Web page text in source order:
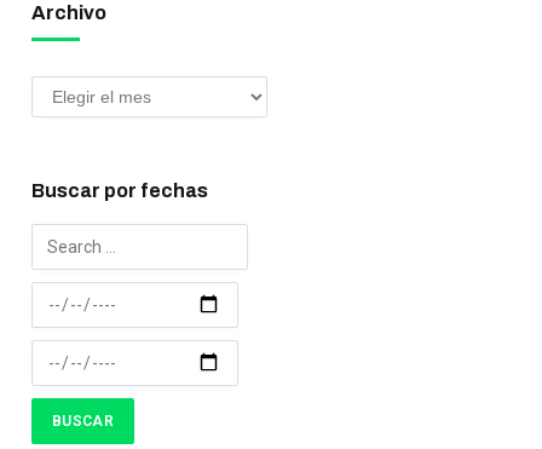
Archivo
Buscar por fechas